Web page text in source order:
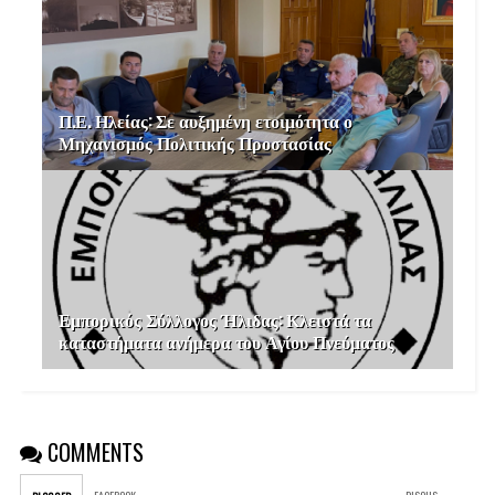
Π.Ε. Ηλείας: Σε αυξημένη ετοιμότητα ο
Μηχανισμός Πολιτικής Προστασίας
Εμπορικός Σύλλογος Ήλιδας: Κλειστά τα
καταστήματα ανήμερα του Αγίου Πνεύματος
COMMENTS